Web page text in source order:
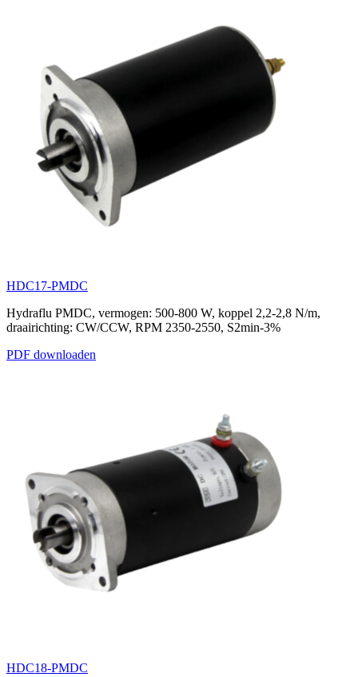
HDC17-PMDC
Hydraflu PMDC, vermogen: 500-800 W, koppel 2,2-2,8 N/m,
draairichting: CW/CCW, RPM 2350-2550, S2min-3%
PDF downloaden
HDC18-PMDC